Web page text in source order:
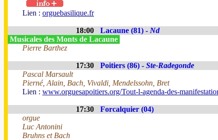
Lien : orguebasilique.fr
18:00 Lacaune (81) - Nd
Musicales des Monts de Lacaune
Pierre Barthez
17:30 Poitiers (86) - Ste-Radegonde
Pascal Marsault
Pierné, Alain, Bach, Vivaldi, Mendelssohn, Bret
Lien : www.orguesapoitiers.org/Tout-l-agenda-des-
17:30
Forcalquier (04)
orgue
Luc Antonini
Bruhns et Bach